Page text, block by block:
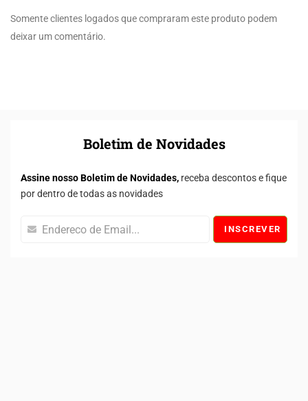
Somente clientes logados que compraram este produto podem
deixar um comentário.
Boletim de Novidades
Assine nosso Boletim de Novidades, receba descontos e fique
por dentro de todas as novidades
INSCREVER